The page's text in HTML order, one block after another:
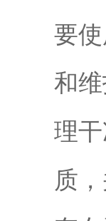
要
和
理
质